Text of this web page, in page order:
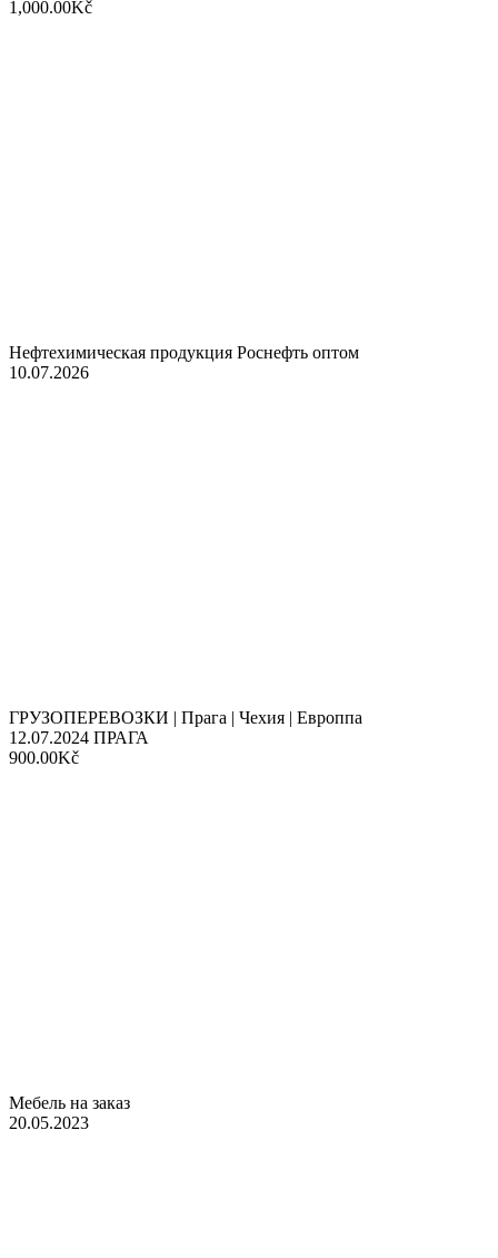
1,000.00Kč
Нефтехимическая продукция Роснефть оптом
10.07.2026
ГРУЗОПЕРЕВОЗКИ | Прага | Чехия | Европпа
12.07.2024 ПРАГА
900.00Kč
Мебель на заказ
20.05.2023